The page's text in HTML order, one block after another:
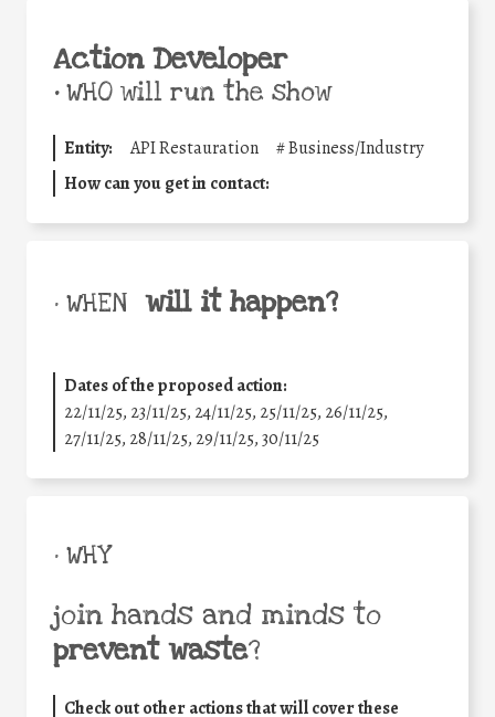
Action Developer
•WHO will run the show
Entity: API Restauration #Business/Industry
How can you get in contact:
• WHEN will it happen?
Dates of the proposed action:
22/11/25, 23/11/25, 24/11/25, 25/11/25, 26/11/25,
27/11/25, 28/11/25, 29/11/25,30/11/25
• WHY
join hands and minds to
prevent waste?
Check out other actions that will cover these